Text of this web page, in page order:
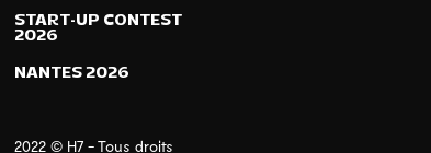
START-UP CONTEST
2026
NANTES 2026
2022 © H7 - Tous droits